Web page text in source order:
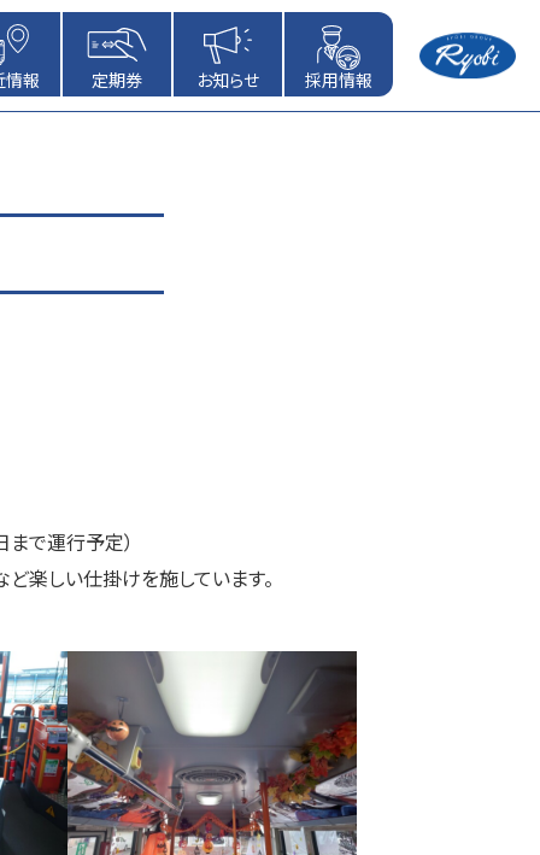
情報 定期券 お知らせ 採用情報
で運行予定）
楽しい仕掛けを施しています。